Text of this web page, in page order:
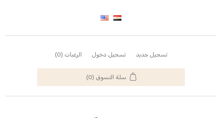
تسجيل جديد تسجيل دخول الرغبات (0)
سلة التسوق (0)